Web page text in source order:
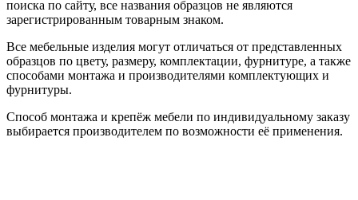
поиска по сайту, все названия образцов не являются
зарегистрированным товарным знаком.
Все мебельные изделия могут отличаться от представленных
образцов по цвету, размеру, комплектации, фурнитуре, а также
способами монтажа и производителями комплектующих и
фурнитуры.
Способ монтажа и крепёж мебели по индивидуальному заказу
выбирается производителем по возможности её применения.